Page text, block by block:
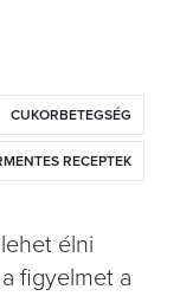
CUKORBETEGSÉG
RECEPTEK
élni
figyelmet a